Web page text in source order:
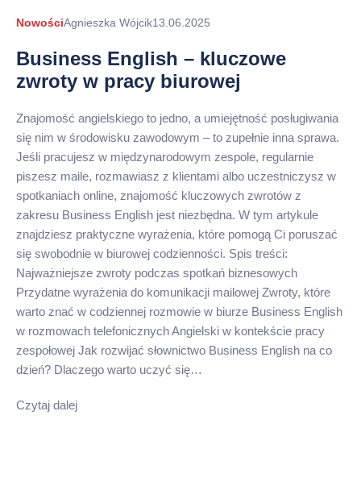
NowościAutor
Agnieszka Wójcik13.06.2025
Business English – kluczowe
zwroty w pracy biurowej
Znajomość angielskiego to jedno, a umiejętność posługiwania
się nim w środowisku zawodowym – to zupełnie inna sprawa.
Jeśli pracujesz w międzynarodowym zespole, regularnie
piszesz maile, rozmawiasz z klientami albo uczestniczysz w
spotkaniach online, znajomość kluczowych zwrotów z
zakresu Business English jest niezbędna. W tym artykule
znajdziesz praktyczne wyrażenia, które pomogą Ci poruszać
się swobodnie w biurowej codzienności. Spis treści:
Najważniejsze zwroty podczas spotkań biznesowych
Przydatne wyrażenia do komunikacji mailowej Zwroty, które
warto znać w codziennej rozmowie w biurze Business English
w rozmowach telefonicznych Angielski w kontekście pracy
zespołowej Jak rozwijać słownictwo Business English na co
dzień? Dlaczego warto uczyć się…
Czytaj dalej